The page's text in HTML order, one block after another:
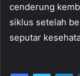
cenderung
siklus setelah
seputar